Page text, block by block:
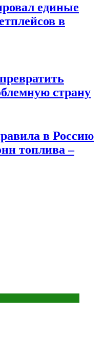
единые
в
страну
в Россию
топлива –